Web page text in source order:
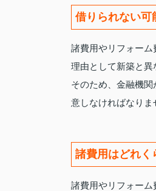
借りられない可
諸費用やリフォーム
理由として新築と異
そのため、金融機
意しなければなりま
諸費用はどれく
諸費用やリフォー